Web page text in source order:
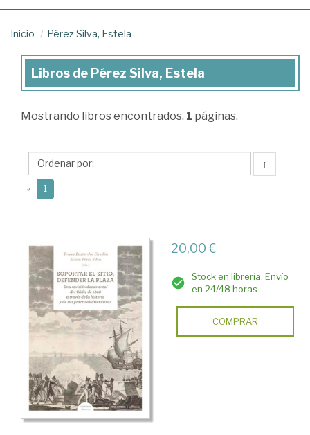
Inicio Pérez Silva, Estela
Libros
Pérez
Estela
Libros de Pérez Silva, Estela
Mostrando libros encontrados. 1 páginas.
↑
« 1
20,00 €
Stock en librería. Envío
en 24/48 horas
COMPRAR